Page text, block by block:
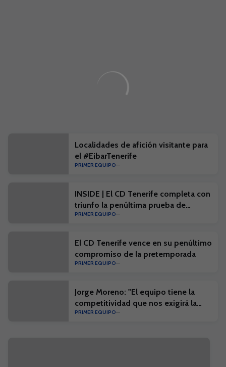
Localidades de afición visitante para
el #EibarTenerife
PRIMER EQUIPO
INSIDE | El CD Tenerife completa con
triunfo la penúltima prueba de
pretemporada
PRIMER EQUIPO
El CD Tenerife vence en su penúltimo
compromiso de la pretemporada
PRIMER EQUIPO
Jorge Moreno: "El equipo tiene la
competitividad que nos exigirá la
competición"
PRIMER EQUIPO